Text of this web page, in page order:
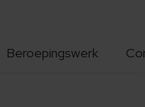
Beroepingswerk